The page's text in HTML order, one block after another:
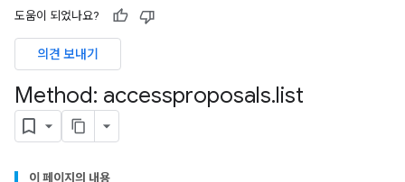
도움이 되었나요?
의견 보내기
Method: accessproposals.list
이 페이지의 내용